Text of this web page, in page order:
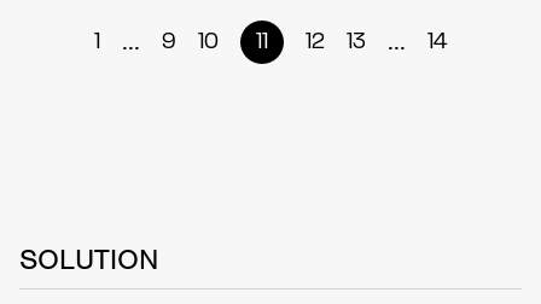
1 ... 9 10 11 12 13 ... 14
SOLUTION